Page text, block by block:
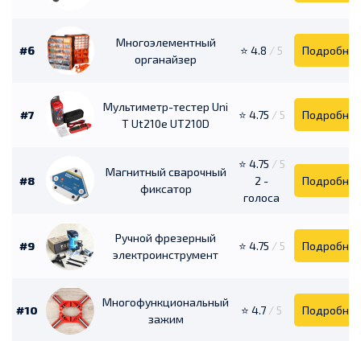
#6
Многоэлементный
органайзер
⭐ 4.8 / 5 Подробнее
#7
Мультиметр-тестер Uni
T Ut210e UT210D
⭐ 4.75 / 5 Подробнее
#8
Магнитный сварочный
фиксатор
⭐ 4.75 / 5
2 -
голоса
Подробнее
#9
Ручной фрезерный
электроинструмент
⭐ 4.75 / 5 Подробнее
#10
Многофункциональный
зажим
⭐ 4.7 / 5 Подробнее